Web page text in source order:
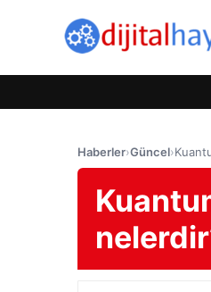
Haberler›Güncel›